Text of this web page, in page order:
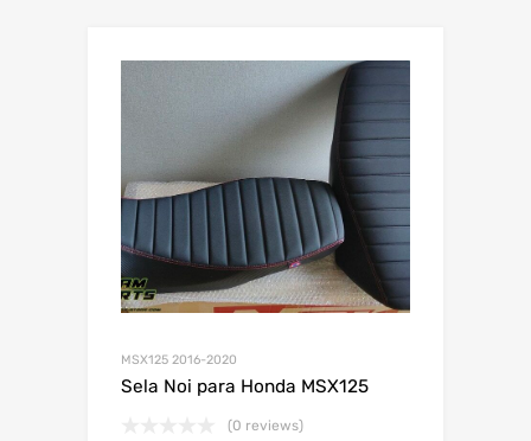
MSX125 2016-2020
Sela Noi para Honda MSX125
(0 reviews)